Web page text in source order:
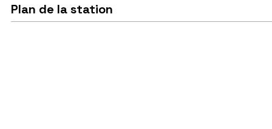
Plan de la station